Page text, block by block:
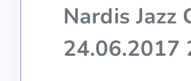
Nardis Jazz
24.06.2017